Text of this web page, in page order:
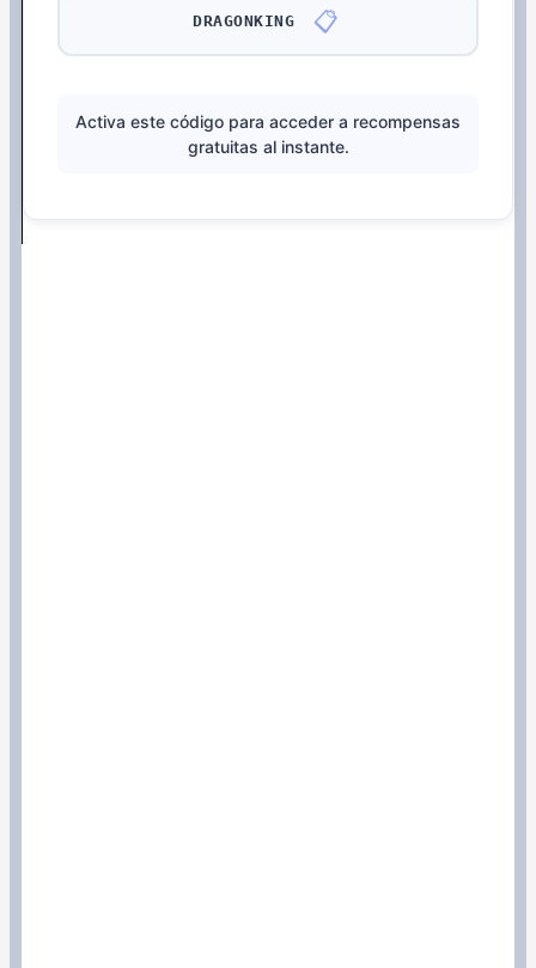
DRAGONKING 📋
Activa este código para acceder a recompensas
gratuitas al instante.